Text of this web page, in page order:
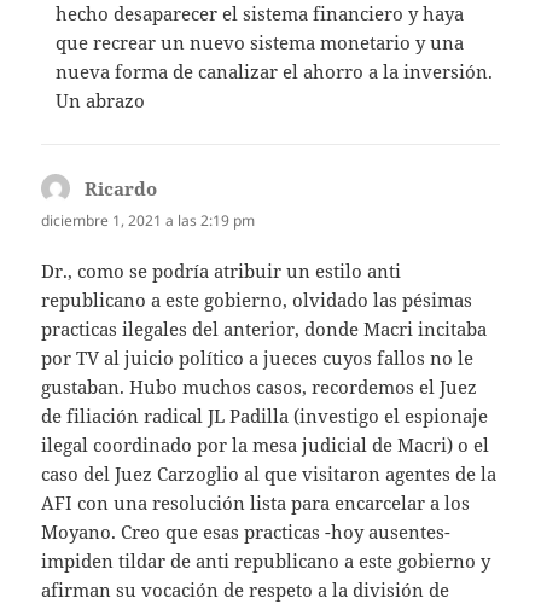
hecho desaparecer el sistema financiero y haya
que recrear un nuevo sistema monetario y una
nueva forma de canalizar el ahorro a la inversión.
Un abrazo
Ricardo
diciembre 1, 2021 a las 2:19 pm
Dr., como se podría atribuir un estilo anti
republicano a este gobierno, olvidado las pésimas
practicas ilegales del anterior, donde Macri incitaba
por TV al juicio político a jueces cuyos fallos no le
gustaban. Hubo muchos casos, recordemos el Juez
de filiación radical JL Padilla (investigo el espionaje
ilegal coordinado por la mesa judicial de Macri) o el
caso del Juez Carzoglio al que visitaron agentes de la
AFI con una resolución lista para encarcelar a los
Moyano. Creo que esas practicas -hoy ausentes-
impiden tildar de anti republicano a este gobierno y
afirman su vocación de respeto a la división de